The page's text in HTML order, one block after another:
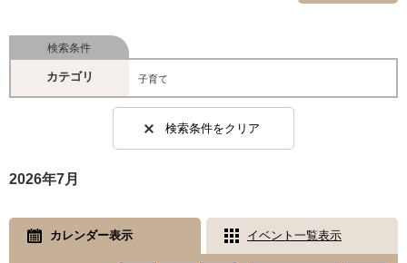
検索条件
カテゴリ 子育て
検索条件をクリア
2026年7月
カレンダー表示 イベント一覧表示